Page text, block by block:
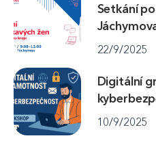
Setkání
22/9/2025
Digitální
10/9/2025